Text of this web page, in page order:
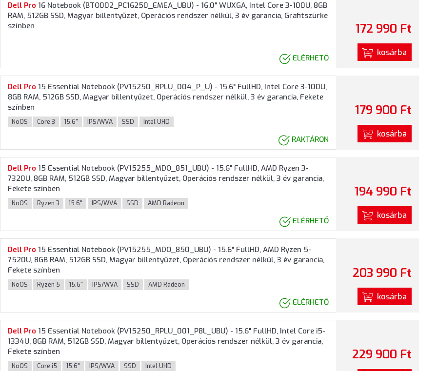
Dell Pro 16 Notebook (BTO002_PC16250_EMEA_UBU) - 16.0" WUXGA, Intel Core 3-100U, 8GB
RAM, 512GB SSD, Magyar billentyűzet, Operációs rendszer nélkül, 3 év garancia, Grafitszürke
színben
ELÉRHETŐ
172 990 Ft
kosárba
Dell Pro 15 Essential Notebook (PV15250_RPLU_004_P_U) - 15.6" FullHD, Intel Core 3-100U,
8GB RAM, 512GB SSD, Magyar billentyűzet, Operációs rendszer nélkül, 3 év garancia, Fekete
színben
NoOS Core 3 15.6" IPS/WVA SSD Intel UHD
RAKTÁRON
179 900 Ft
kosárba
Dell Pro 15 Essential Notebook (PV15255_MDO_851_UBU) - 15.6" FullHD, AMD Ryzen 3-
7320U, 8GB RAM, 512GB SSD, Magyar billentyűzet, Operációs rendszer nélkül, 3 év garancia,
Fekete színben
NoOS Ryzen 3 15.6" IPS/WVA SSD AMD Radeon
ELÉRHETŐ
194 990 Ft
kosárba
Dell Pro 15 Essential Notebook (PV15255_MDO_850_UBU) - 15.6" FullHD, AMD Ryzen 5-
7520U, 8GB RAM, 512GB SSD, Magyar billentyűzet, Operációs rendszer nélkül, 3 év garancia,
Fekete színben
NoOS Ryzen 5 15.6" IPS/WVA SSD AMD Radeon
ELÉRHETŐ
203 990 Ft
kosárba
Dell Pro 15 Essential Notebook (PV15250_RPLU_001_P8L_UBU) - 15.6" FullHD, Intel Core i5-
1334U, 8GB RAM, 512GB SSD, Magyar billentyűzet, Operációs rendszer nélkül, 3 év garancia,
Fekete színben
NoOS Core i5 15.6" IPS/WVA SSD Intel UHD
229 900 Ft